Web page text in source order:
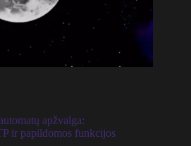
apžvalga:
ir papildomos funkcijos